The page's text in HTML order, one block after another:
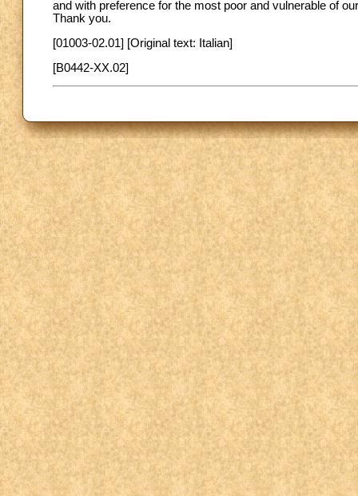
and with preference for the most poor and vulnerable of
Thank you.
[01003-02.01] [Original text: Italian]
[B0442-XX.02]